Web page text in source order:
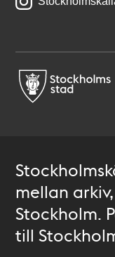
mellan
Stockholm.
till